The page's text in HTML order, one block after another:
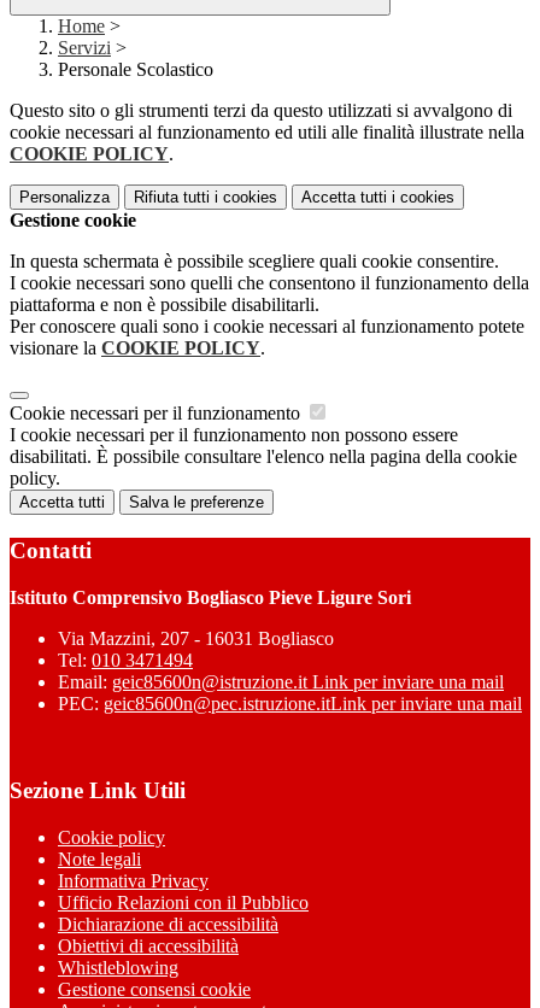
Home >
Servizi >
Personale Scolastico
Questo sito o gli strumenti terzi da questo utilizzati si avvalgono di
cookie necessari al funzionamento ed utili alle finalità illustrate nella
COOKIE POLICY.
Personalizza Rifiuta tutti i cookies Accetta tutti i cookies
Gestione cookie
In questa schermata è possibile scegliere quali cookie consentire.
I cookie necessari sono quelli che consentono il funzionamento della
piattaforma e non è possibile disabilitarli.
Per conoscere quali sono i cookie necessari al funzionamento potete
visionare la COOKIE POLICY.
Cookie necessari per il funzionamento
I cookie necessari per il funzionamento non possono essere
disabilitati. È possibile consultare l'elenco nella pagina della cookie
policy.
Accetta tutti Salva le preferenze
Contatti
Istituto Comprensivo Bogliasco Pieve Ligure Sori
Via Mazzini, 207 - 16031 Bogliasco
Tel: 010 3471494
Email: geic85600n@istruzione.it Link per inviare una mail
PEC: geic85600n@pec.istruzione.itLink per inviare una mail
Sezione Link Utili
Cookie policy
Note legali
Informativa Privacy
Ufficio Relazioni con il Pubblico
Dichiarazione di accessibilità
Obiettivi di accessibilità
Whistleblowing
Gestione consensi cookie